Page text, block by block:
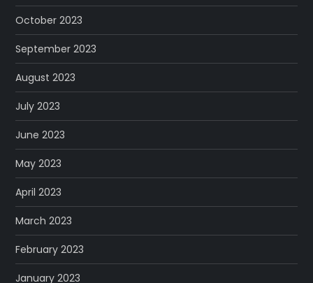
October 2023
September 2023
August 2023
July 2023
June 2023
May 2023
April 2023
March 2023
February 2023
January 2023